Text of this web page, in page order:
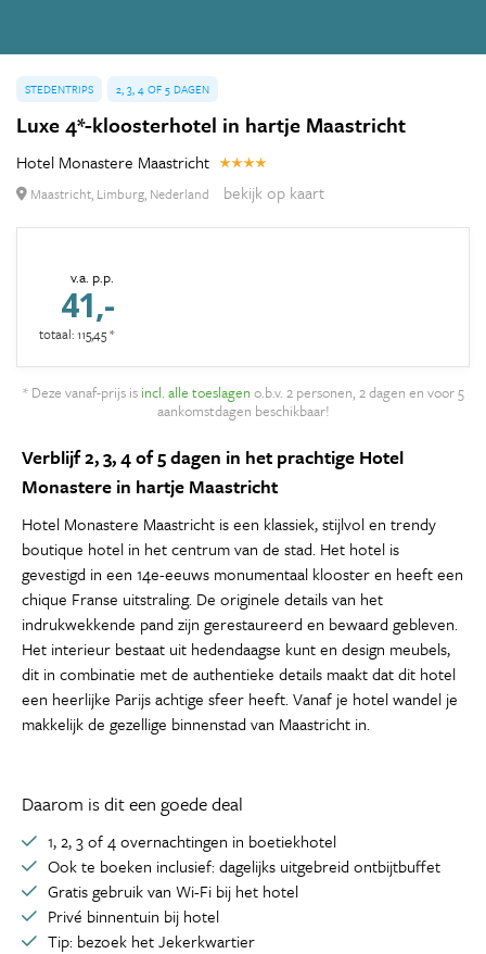
STEDENTRIPS 2, 3, 4 OF 5 DAGEN
Luxe 4*-kloosterhotel in hartje Maastricht
Hotel Monastere Maastricht
Maastricht, Limburg, Nederland bekijk op kaart
v.a. p.p.
41,-
totaal: 115,45 *
* Deze vanaf-prijs is incl. alle toeslagen o.b.v. 2 personen, 2 dagen en voor 5
aankomstdagen beschikbaar!
Verblijf 2, 3, 4 of 5 dagen in het prachtige Hotel
Monastere in hartje Maastricht
Hotel Monastere Maastricht is een klassiek, stijlvol en trendy
boutique hotel in het centrum van de stad. Het hotel is
gevestigd in een 14e-eeuws monumentaal klooster en heeft een
chique Franse uitstraling. De originele details van het
indrukwekkende pand zijn gerestaureerd en bewaard gebleven.
Het interieur bestaat uit hedendaagse kunt en design meubels,
dit in combinatie met de authentieke details maakt dat dit hotel
een heerlijke Parijs achtige sfeer heeft. Vanaf je hotel wandel je
makkelijk de gezellige binnenstad van Maastricht in.
Daarom is dit een goede deal
1, 2, 3 of 4 overnachtingen in boetiekhotel
Ook te boeken inclusief: dagelijks uitgebreid ontbijtbuffet
Gratis gebruik van Wi-Fi bij het hotel
Privé binnentuin bij hotel
Tip: bezoek het Jekerkwartier